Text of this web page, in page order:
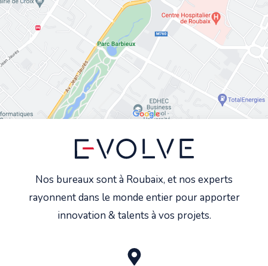
Nos bureaux sont à Roubaix, et nos experts
rayonnent dans le monde entier pour apporter
innovation & talents à vos projets.